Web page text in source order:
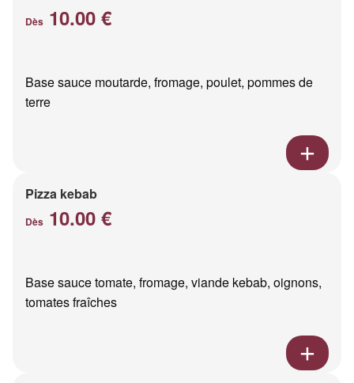
Dès 10.00 €
Base sauce moutarde, fromage, poulet, pommes de
terre
Pizza kebab
Dès 10.00 €
Base sauce tomate, fromage, viande kebab, oignons,
tomates fraîches